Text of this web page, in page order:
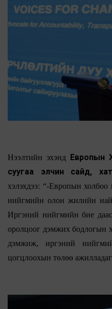
Нээлтийн эхэнд Европын
суугаа элчин сайд,
хэлэхдээ: “-Европын
нийгмийн олон жилийн
Иргэний нийгмийн бие
оролцоог дэмжих бодлогын
дэмжиж, иргэний
цогцлоохын төлөө